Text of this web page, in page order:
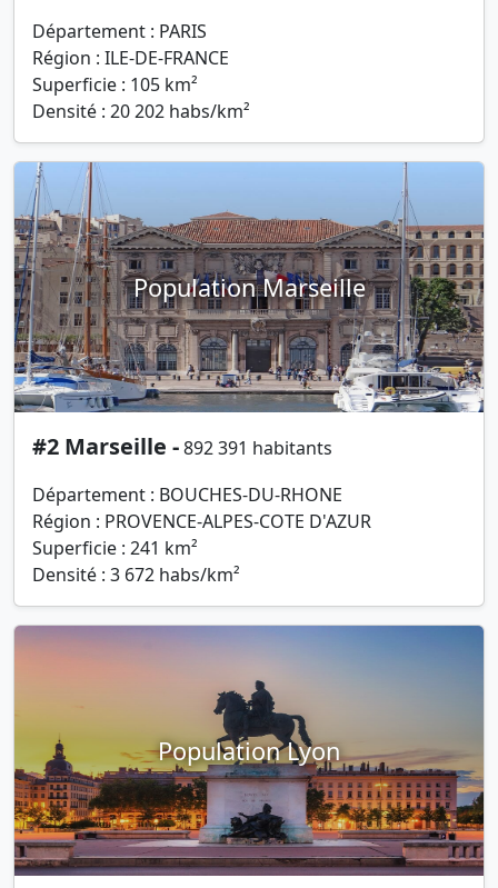
Département : PARIS
Région : ILE-DE-FRANCE
Superficie : 105 km²
Densité : 20 202 habs/km²
Population Marseille
#2 Marseille -892 391 habitants
Département : BOUCHES-DU-RHONE
Région : PROVENCE-ALPES-COTE D'AZUR
Superficie : 241 km²
Densité : 3 672 habs/km²
Population Lyon